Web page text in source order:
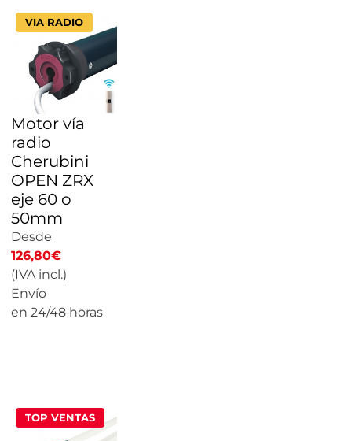
VIA RADIO
Motor vía
radio
Cherubini
OPEN ZRX
eje 60 o
50mm
Desde
126,80€
(IVA incl.)
Envío
en 24/48 horas
TOP VENTAS